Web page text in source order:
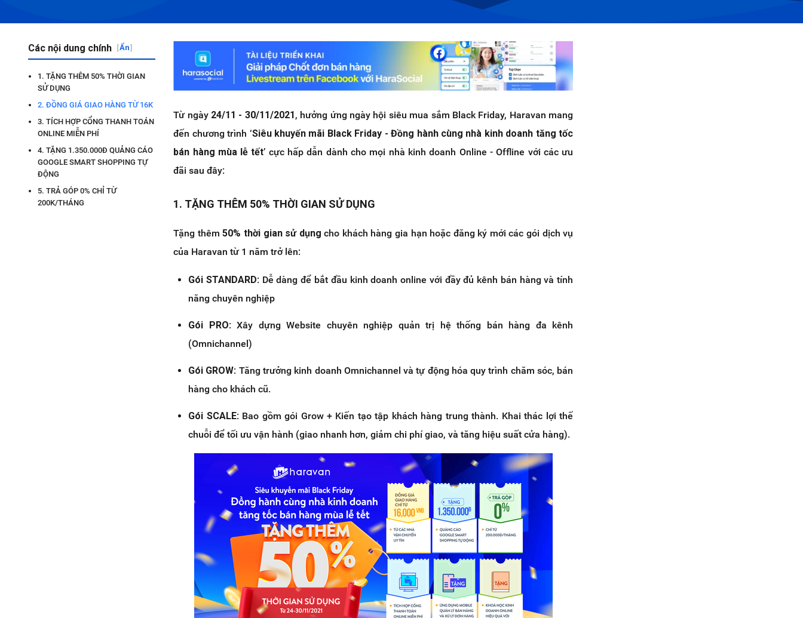
Các nội dung chính [Ẩn]
1. TẶNG THÊM 50% THỜI GIAN
SỬ DỤNG
2. ĐỒNG GIÁ GIAO HÀNG TỪ 16K
3. TÍCH HỢP CỔNG THANH TOÁN
ONLINE MIỄN PHÍ
4. TẶNG 1.350.000Đ QUẢNG CÁO
GOOGLE SMART SHOPPING TỰ
ĐỘNG
5. TRẢ GÓP 0% CHỈ TỪ
200K/THÁNG
Từ ngày 24/11 - 30/11/2021, hưởng ứng ngày hội siêu mua sắm Black Friday, Haravan mang
đến chương trình ‘Siêu khuyến mãi Black Friday - Đồng hành cùng nhà kinh doanh tăng tốc
bán hàng mùa lễ tết’ cực hấp dẫn dành cho mọi nhà kinh doanh Online - Offline với các ưu
đãi sau đây:
1. TẶNG THÊM 50% THỜI GIAN SỬ DỤNG
Tặng thêm50% thời gian sử dụng cho khách hàng gia hạn hoặc đăng ký mới các gói dịch vụ
của Haravan từ 1 năm trở lên:
Gói STANDARD: Dễ dàng để bắt đầu kinh doanh online với đầy đủ kênh bán hàng và tính
năng chuyên nghiệp
Gói PRO: Xây dựng Website chuyên nghiệp quản trị hệ thống bán hàng đa kênh
(Omnichannel)
Gói GROW: Tăng trưởng kinh doanh Omnichannel và tự động hóa quy trình chăm sóc, bán
hàng cho khách cũ.
Gói SCALE: Bao gồm gói Grow + Kiến tạo tập khách hàng trung thành. Khai thác lợi thế
chuỗi để tối ưu vận hành (giao nhanh hơn, giảm chi phí giao, và tăng hiệu suất cửa hàng).